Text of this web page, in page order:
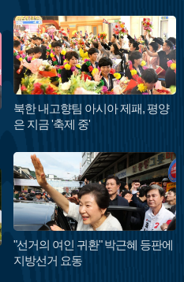
북한 내고향팀 아시아 제패, 평양
은 지금 '축제 중'
"선거의 여인 귀환" 박근혜 등판에
지방선거 요동